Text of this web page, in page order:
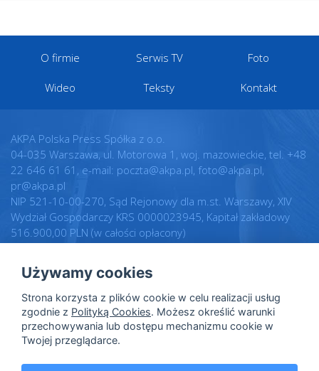
O firmie Serwis TV Foto
Wideo Teksty Kontakt
AKPA Polska Press Spółka z o.o.
04-035 Warszawa, ul. Motorowa 1, woj. mazowieckie, tel. +48
22 646 61 61, e-mail: poczta@akpa.pl, foto@akpa.pl,
pr@akpa.pl
NIP 521-10-00-270, Sąd Rejonowy dla m.st. Warszawy, XIV
Wydział Gospodarczy KRS 0000023945, Kapitał zakładowy
516.900,00 PLN (w całości opłacony)
Regulamin
Warunki licencji
Polityka prywatności
Polityka cookies
Dane osobowe
Realizacja:
Intellect.pl
Używamy cookies
Strona korzysta z plików cookie w celu realizacji usług
zgodnie z Polityką Cookies. Możesz określić warunki
przechowywania lub dostępu mechanizmu cookie w
Twojej przeglądarce.